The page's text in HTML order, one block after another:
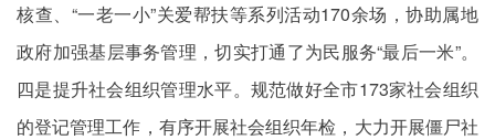
核查、“一老一小”关爱帮扶等系列活动170余场，协助属地
政府加强基层事务管理，切实打通了为民服务“最后一米”。
四是提升社会组织管理水平。规范做好全市173家社会组织
的登记管理工作，有序开展社会组织年检，大力开展僵尸社